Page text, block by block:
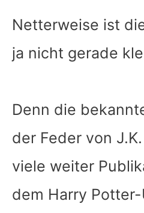
Netterweise ist
ja nicht gerade
Denn die
der Feder von
viele weiter
dem Harry